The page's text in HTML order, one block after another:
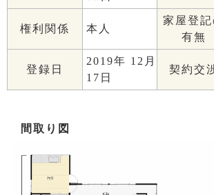
権利関係 本人
家屋登記
有無
登録日
2019年 12月
17日
契約交
間取り図